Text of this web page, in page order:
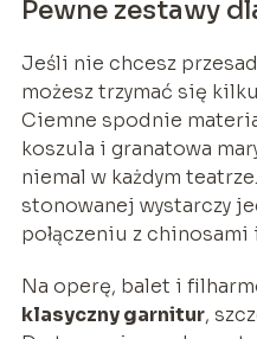
Pewne zestawy
Jeśli nie chcesz
możesz trzymać się
Ciemne spodnie
koszula i granatowa
niemal w każdym
stonowanej wystarczy
połączeniu z chinosami
Na operę, balet i
klasyczny garnitur,